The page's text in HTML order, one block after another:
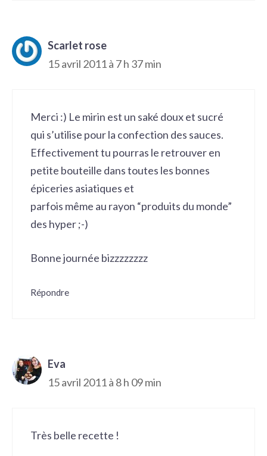
Scarlet rose
15 avril 2011 à 7 h 37 min
Merci :) Le mirin est un saké doux et sucré
qui s’utilise pour la confection des sauces.
Effectivement tu pourras le retrouver en
petite bouteille dans toutes les bonnes
épiceries asiatiques et
parfois même au rayon “produits du monde”
des hyper ;-)
Bonne journée bizzzzzzzz
Répondre
Eva
15 avril 2011 à 8 h 09 min
Très belle recette !